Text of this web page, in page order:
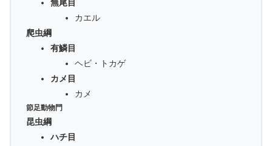
無尾目
カエル
爬虫綱
有鱗目
ヘビ・トカゲ
カメ目
カメ
節足動物門
昆虫綱
ハチ目